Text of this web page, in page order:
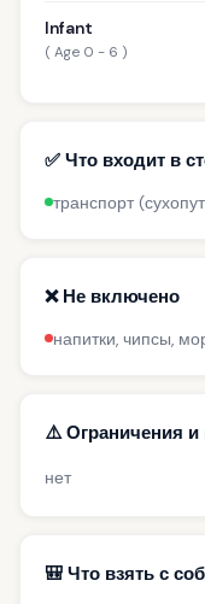
Infant
( Age 0 - 6 )
✅ Что входит в
транспорт
❌ Не включено
напитки, чипсы,
⚠️ Ограничения и
нет
🎒 Что взять с